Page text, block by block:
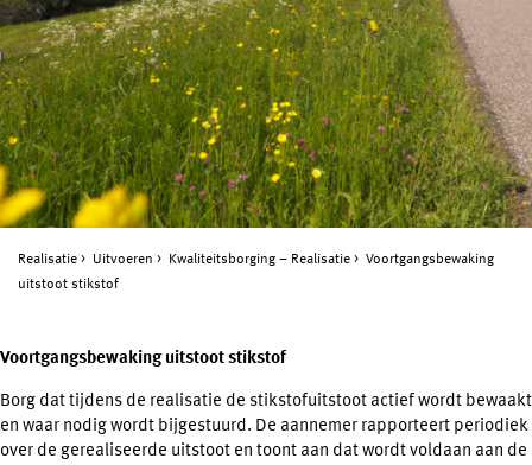
Realisatie Uitvoeren Kwaliteitsborging – Realisatie
Voortgangsbewaking
uitstoot stikstof
Voortgangsbewaking uitstoot stikstof
Borg dat tijdens de realisatie de stikstofuitstoot actief wordt bewaakt
en waar nodig wordt bijgestuurd. De aannemer rapporteert periodiek
over de gerealiseerde uitstoot en toont aan dat wordt voldaan aan de